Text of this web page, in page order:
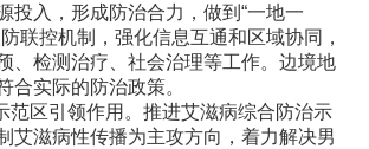
投入，形成防治合力，做到“一地一
联控机制，强化信息互通和区域协同，
、检测治疗、社会治理等工作。边境地
合实际的防治政策。
范区引领作用。推进艾滋病综合防治示
艾滋病性传播为主攻方向，着力解决男